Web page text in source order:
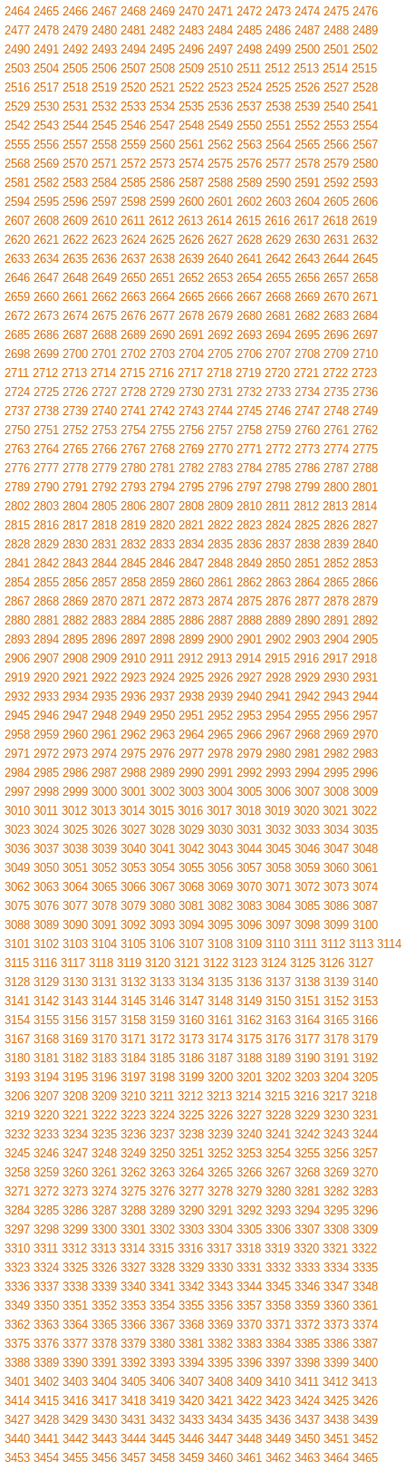
2464 2465 2466 2467 2468 2469 2470 2471 2472 2473 2474 2475 2476
2477 2478 2479 2480 2481 2482 2483 2484 2485 2486 2487 2488 2489
2490 2491 2492 2493 2494 2495 2496 2497 2498 2499 2500 2501 2502
2503 2504 2505 2506 2507 2508 2509 2510 2511 2512 2513 2514 2515
2516 2517 2518 2519 2520 2521 2522 2523 2524 2525 2526 2527 2528
2529 2530 2531 2532 2533 2534 2535 2536 2537 2538 2539 2540 2541
2542 2543 2544 2545 2546 2547 2548 2549 2550 2551 2552 2553 2554
2555 2556 2557 2558 2559 2560 2561 2562 2563 2564 2565 2566 2567
2568 2569 2570 2571 2572 2573 2574 2575 2576 2577 2578 2579 2580
2581 2582 2583 2584 2585 2586 2587 2588 2589 2590 2591 2592 2593
2594 2595 2596 2597 2598 2599 2600 2601 2602 2603 2604 2605 2606
2607 2608 2609 2610 2611 2612 2613 2614 2615 2616 2617 2618 2619
2620 2621 2622 2623 2624 2625 2626 2627 2628 2629 2630 2631 2632
2633 2634 2635 2636 2637 2638 2639 2640 2641 2642 2643 2644 2645
2646 2647 2648 2649 2650 2651 2652 2653 2654 2655 2656 2657 2658
2659 2660 2661 2662 2663 2664 2665 2666 2667 2668 2669 2670 2671
2672 2673 2674 2675 2676 2677 2678 2679 2680 2681 2682 2683 2684
2685 2686 2687 2688 2689 2690 2691 2692 2693 2694 2695 2696 2697
2698 2699 2700 2701 2702 2703 2704 2705 2706 2707 2708 2709 2710
2711 2712 2713 2714 2715 2716 2717 2718 2719 2720 2721 2722 2723
2724 2725 2726 2727 2728 2729 2730 2731 2732 2733 2734 2735 2736
2737 2738 2739 2740 2741 2742 2743 2744 2745 2746 2747 2748 2749
2750 2751 2752 2753 2754 2755 2756 2757 2758 2759 2760 2761 2762
2763 2764 2765 2766 2767 2768 2769 2770 2771 2772 2773 2774 2775
2776 2777 2778 2779 2780 2781 2782 2783 2784 2785 2786 2787 2788
2789 2790 2791 2792 2793 2794 2795 2796 2797 2798 2799 2800 2801
2802 2803 2804 2805 2806 2807 2808 2809 2810 2811 2812 2813 2814
2815 2816 2817 2818 2819 2820 2821 2822 2823 2824 2825 2826 2827
2828 2829 2830 2831 2832 2833 2834 2835 2836 2837 2838 2839 2840
2841 2842 2843 2844 2845 2846 2847 2848 2849 2850 2851 2852 2853
2854 2855 2856 2857 2858 2859 2860 2861 2862 2863 2864 2865 2866
2867 2868 2869 2870 2871 2872 2873 2874 2875 2876 2877 2878 2879
2880 2881 2882 2883 2884 2885 2886 2887 2888 2889 2890 2891 2892
2893 2894 2895 2896 2897 2898 2899 2900 2901 2902 2903 2904 2905
2906 2907 2908 2909 2910 2911 2912 2913 2914 2915 2916 2917 2918
2919 2920 2921 2922 2923 2924 2925 2926 2927 2928 2929 2930 2931
2932 2933 2934 2935 2936 2937 2938 2939 2940 2941 2942 2943 2944
2945 2946 2947 2948 2949 2950 2951 2952 2953 2954 2955 2956 2957
2958 2959 2960 2961 2962 2963 2964 2965 2966 2967 2968 2969 2970
2971 2972 2973 2974 2975 2976 2977 2978 2979 2980 2981 2982 2983
2984 2985 2986 2987 2988 2989 2990 2991 2992 2993 2994 2995 2996
2997 2998 2999 3000 3001 3002 3003 3004 3005 3006 3007 3008 3009
3010 3011 3012 3013 3014 3015 3016 3017 3018 3019 3020 3021 3022
3023 3024 3025 3026 3027 3028 3029 3030 3031 3032 3033 3034 3035
3036 3037 3038 3039 3040 3041 3042 3043 3044 3045 3046 3047 3048
3049 3050 3051 3052 3053 3054 3055 3056 3057 3058 3059 3060 3061
3062 3063 3064 3065 3066 3067 3068 3069 3070 3071 3072 3073 3074
3075 3076 3077 3078 3079 3080 3081 3082 3083 3084 3085 3086 3087
3088 3089 3090 3091 3092 3093 3094 3095 3096 3097 3098 3099 3100
3101 3102 3103 3104 3105 3106 3107 3108 3109 3110 3111 3112 3113 3114
3115 3116 3117 3118 3119 3120 3121 3122 3123 3124 3125 3126 3127
3128 3129 3130 3131 3132 3133 3134 3135 3136 3137 3138 3139 3140
3141 3142 3143 3144 3145 3146 3147 3148 3149 3150 3151 3152 3153
3154 3155 3156 3157 3158 3159 3160 3161 3162 3163 3164 3165 3166
3167 3168 3169 3170 3171 3172 3173 3174 3175 3176 3177 3178 3179
3180 3181 3182 3183 3184 3185 3186 3187 3188 3189 3190 3191 3192
3193 3194 3195 3196 3197 3198 3199 3200 3201 3202 3203 3204 3205
3206 3207 3208 3209 3210 3211 3212 3213 3214 3215 3216 3217 3218
3219 3220 3221 3222 3223 3224 3225 3226 3227 3228 3229 3230 3231
3232 3233 3234 3235 3236 3237 3238 3239 3240 3241 3242 3243 3244
3245 3246 3247 3248 3249 3250 3251 3252 3253 3254 3255 3256 3257
3258 3259 3260 3261 3262 3263 3264 3265 3266 3267 3268 3269 3270
3271 3272 3273 3274 3275 3276 3277 3278 3279 3280 3281 3282 3283
3284 3285 3286 3287 3288 3289 3290 3291 3292 3293 3294 3295 3296
3297 3298 3299 3300 3301 3302 3303 3304 3305 3306 3307 3308 3309
3310 3311 3312 3313 3314 3315 3316 3317 3318 3319 3320 3321 3322
3323 3324 3325 3326 3327 3328 3329 3330 3331 3332 3333 3334 3335
3336 3337 3338 3339 3340 3341 3342 3343 3344 3345 3346 3347 3348
3349 3350 3351 3352 3353 3354 3355 3356 3357 3358 3359 3360 3361
3362 3363 3364 3365 3366 3367 3368 3369 3370 3371 3372 3373 3374
3375 3376 3377 3378 3379 3380 3381 3382 3383 3384 3385 3386 3387
3388 3389 3390 3391 3392 3393 3394 3395 3396 3397 3398 3399 3400
3401 3402 3403 3404 3405 3406 3407 3408 3409 3410 3411 3412 3413
3414 3415 3416 3417 3418 3419 3420 3421 3422 3423 3424 3425 3426
3427 3428 3429 3430 3431 3432 3433 3434 3435 3436 3437 3438 3439
3440 3441 3442 3443 3444 3445 3446 3447 3448 3449 3450 3451 3452
3453 3454 3455 3456 3457 3458 3459 3460 3461 3462 3463 3464 3465